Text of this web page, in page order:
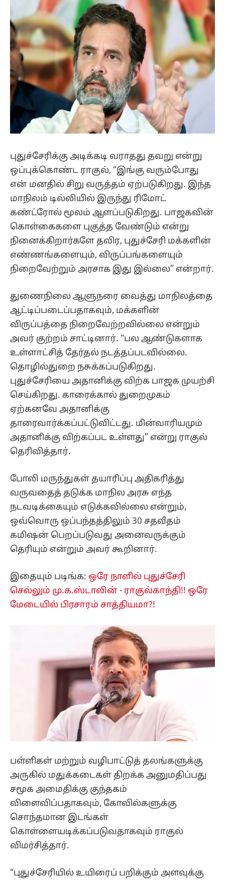
புதுச்சேரிக்கு அடிக்கடி வராதது தவறு என்று
ஒப்புக்கொண்ட ராகுல், “இங்கு வரும்போது
என் மனதில் சிறு வருத்தம் ஏற்படுகிறது. இந்த
மாநிலம் டில்லியில் இருந்து ரிமோட்
கண்ட்ரோல் மூலம் ஆளப்படுகிறது. பாஜகவின்
கொள்கைகளை புகுத்த வேண்டும் என்று
நினைக்கிறார்களே தவிர, புதுச்சேரி மக்களின்
எண்ணங்களையும், விருப்பங்களையும்
நிறைவேற்றும் அரசாக இது இல்லை” என்றார்.
துணைநிலை ஆளுநரை வைத்து மாநிலத்தை
ஆட்டிப்படைப்பதாகவும், மக்களின்
விருப்பத்தை நிறைவேற்றவில்லை என்றும்
அவர் குற்றம் சாட்டினார். “பல ஆண்டுகளாக
உள்ளாட்சித் தேர்தல் நடத்தப்படவில்லை.
தொழில்துறை நசுக்கப்படுகிறது.
புதுச்சேரியை அதானிக்கு விற்க பாஜக முயற்சி
செய்கிறது. காரைக்கால் துறைமுகம்
ஏற்கனவே அதானிக்கு
தாரைவார்க்கப்பட்டுவிட்டது. மின்வாரியமும்
அதானிக்கு விற்கப்பட உள்ளது” என்று ராகுல்
தெரிவித்தார்.
போலி மருந்துகள் தயாரிப்பு அதிகரித்து
வருவதைத் தடுக்க மாநில அரசு எந்த
நடவடிக்கையும் எடுக்கவில்லை என்றும்,
ஒவ்வொரு ஒப்பந்தத்திலும் 30 சதவீதம்
கமிஷன் பெறப்படுவது அனைவருக்கும்
தெரியும் என்றும் அவர் கூறினார்.
இதையும் படிங்க: ஒரே நாளில் புதுச்சேரி
செல்லும் மு.க.ஸ்டாலின் - ராகுல்காந்தி!! ஒரே
மேடையில் பிரசாரம் சாத்தியமா?!
பள்ளிகள் மற்றும் வழிபாட்டுத் தலங்களுக்கு
அருகில் மதுக்கடைகள் திறக்க அனுமதிப்பது
சமூக அமைதிக்கு குந்தகம்
விளைவிப்பதாகவும், கோவில்களுக்கு
சொந்தமான இடங்கள்
கொள்ளையடிக்கப்படுவதாகவும் ராகுல்
விமர்சித்தார்.
“புதுச்சேரியில் உயிரைப் பறிக்கும் அளவுக்கு